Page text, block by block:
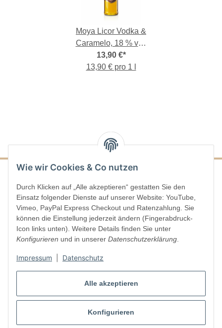
Alle akzeptieren
Konfigurieren
Wie wir Cookies & Co nutzen
Durch Klicken auf „Alle akzeptieren“ gestatten Sie den
Einsatz folgender Dienste auf unserer Website: YouTube,
Vimeo, PayPal Express Checkout und Ratenzahlung. Sie
können die Einstellung jederzeit ändern (Fingerabdruck-
Icon links unten). Weitere Details finden Sie unter
Konfigurieren und in unserer Datenschutzerklärung.
Impressum Datenschutz
Moya Licor Vodka &
Caramelo, 18 % vol,
1,-l-Flasche
13,90 €*
13,90 € pro 1 l
Informationen
Gesetzliche Informationen
Vertrag widerrufen
* Alle Preise inkl. gesetzlicher USt., zzgl.